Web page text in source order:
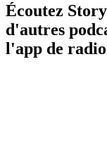
Écoutez
d'autres
l'app de